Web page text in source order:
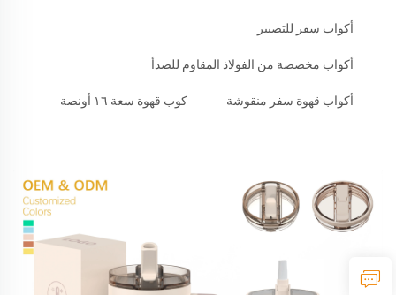
أكواب سفر للتصبير
أكواب مخصصة من الفولاذ المقاوم للصدأ
أكواب قهوة سفر منقوشة كوب قهوة سعة ١٦ أونصة